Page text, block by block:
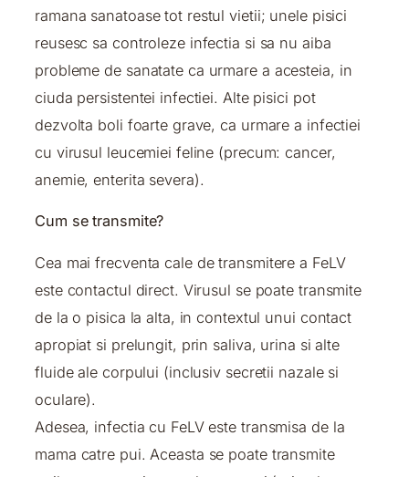
ramana sanatoase tot restul vietii; unele pisici
reusesc sa controleze infectia si sa nu aiba
probleme de sanatate ca urmare a acesteia, in
ciuda persistentei infectiei. Alte pisici pot
dezvolta boli foarte grave, ca urmare a infectiei
cu virusul leucemiei feline (precum: cancer,
anemie, enterita severa).
Cum se transmite?
Cea mai frecventa cale de transmitere a FeLV
este contactul direct. Virusul se poate transmite
de la o pisica la alta, in contextul unui contact
apropiat si prelungit, prin saliva, urina si alte
fluide ale corpului (inclusiv secretii nazale si
oculare).
Adesea, infectia cu FeLV este transmisa de la
mama catre pui. Aceasta se poate transmite